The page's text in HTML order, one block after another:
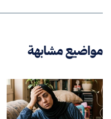
مواضيع مشابهة